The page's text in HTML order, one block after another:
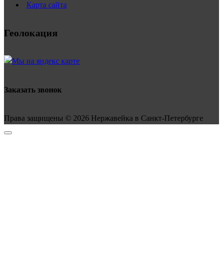
Карта сайта
Геолокация
Заказать звонок
Права защищены © 2026 Нержавейка в Санкт-Петербурге